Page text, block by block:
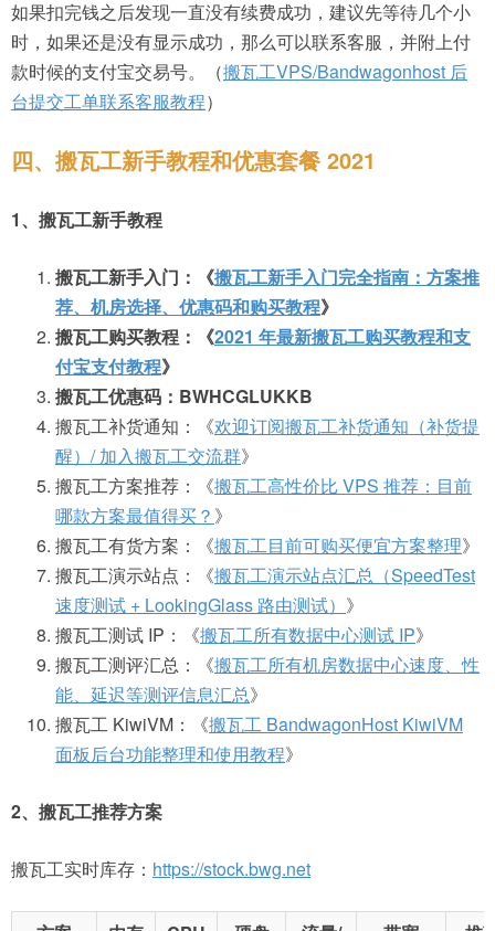
如果扣完钱之后发现一直没有续费成功，建议先等待几个小
时，如果还是没有显示成功，那么可以联系客服，并附上付
款时候的支付宝交易号。（搬瓦工VPS/Bandwagonhost 后
台提交工单联系客服教程）
四、搬瓦工新手教程和优惠套餐 2021
1、搬瓦工新手教程
搬瓦工新手入门：《搬瓦工新手入门完全指南：方案推
荐、机房选择、优惠码和购买教程》
搬瓦工购买教程：《2021 年最新搬瓦工购买教程和支
付宝支付教程》
搬瓦工优惠码：BWHCGLUKKB
搬瓦工补货通知：《欢迎订阅搬瓦工补货通知（补货提
醒）/ 加入搬瓦工交流群》
搬瓦工方案推荐：《搬瓦工高性价比 VPS 推荐：目前
哪款方案最值得买？ 》
搬瓦工有货方案：《搬瓦工目前可购买便宜方案整理》
搬瓦工演示站点：《搬瓦工演示站点汇总（SpeedTest
速度测试 + LookingGlass 路由测试） 》
搬瓦工测试 IP：《搬瓦工所有数据中心测试 IP》
搬瓦工测评汇总：《搬瓦工所有机房数据中心速度、性
能、延迟等测评信息汇总》
搬瓦工 KiwiVM：《搬瓦工 BandwagonHost KiwiVM
面板后台功能整理和使用教程》
2、搬瓦工推荐方案
搬瓦工实时库存： https://stock.bwg.net